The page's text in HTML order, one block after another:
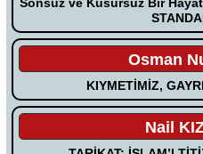
Osman
KIYMETİMİZ,
Nail